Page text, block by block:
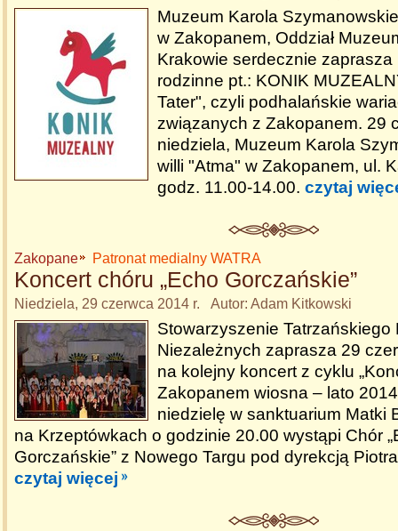
Muzeum Karola
w Zakopanem, Oddział
Krakowie serdecznie zaprasza
rodzinne pt.: KONIK
Tater", czyli podhalańskie
związanych z Zakopanem. 29
niedziela, Muzeum Karola
willi "Atma" w Zakopanem, ul.
godz. 11.00-14.00. czytaj
Zakopane Patronat medialny WATRA
Koncert chóru „Echo Gorczańskie”
Niedziela, 29 czerwca 2014 r. Autor: Adam Kitkowski
Stowarzyszenie Tatrzańskiego
Niezależnych zaprasza 29
na kolejny koncert z cyklu
Zakopanem wiosna – lato
niedzielę w sanktuarium Matki
na Krzeptówkach o godzinie 20.00 wystąpi Chór
Gorczańskie” z Nowego Targu pod dyrekcją
czytaj więcej